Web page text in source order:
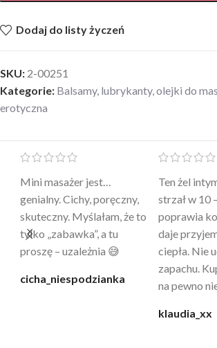
Dodaj do listy życzeń
SKU: 2-00251
Kategorie: Balsamy, lubrykanty, olejki do
erotyczna
Mini masażer jest…
genialny. Cichy, poręczny,
skuteczny. Myślałam, że to
tylko „zabawka”, a tu
proszę – uzależnia 😅
cicha_niespodzianka
Ten żel
strzał w 10
poprawia
daje
ciepła. Nie
zapachu.
na pewno
klaudia_xx